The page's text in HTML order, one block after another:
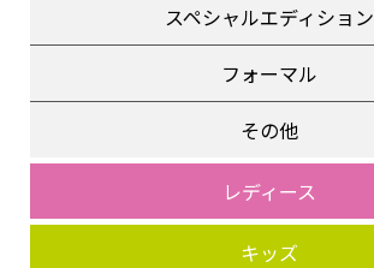
スペシャルエディション
フォーマル
その他
レディース
キッズ